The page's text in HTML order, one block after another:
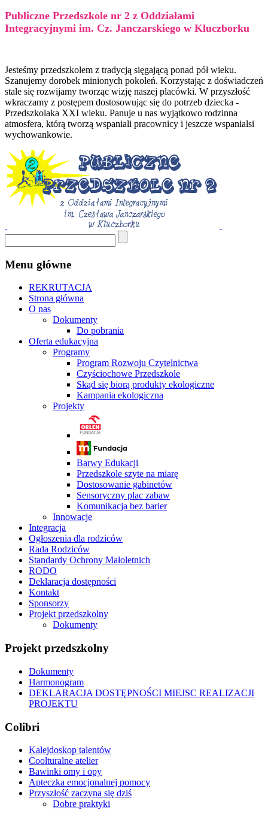
Publiczne Przedszkole nr 2 z Oddziałami
Integracyjnymi im. Cz. Janczarskiego w Kluczborku
Jesteśmy przedszkolem z tradycją sięgającą ponad pół wieku.
Szanujemy dorobek minionych pokoleń. Korzystając z doświadczeń
stale się rozwijamy tworząc wizję naszej placówki. W przyszłość
wkraczamy z postępem dostosowując się do potrzeb dziecka -
Przedszkolaka XXI wieku. Panuje u nas wyjątkowo rodzinna
atmosfera, którą tworzą wspaniali pracownicy i jeszcze wspanialsi
wychowankowie.
Menu główne
REKRUTACJA
Strona główna
O nas
Dokumenty
Do pobrania
Oferta edukacyjna
Programy
Program Rozwoju Czytelnictwa
Czyściochowe Przedszkole
Skąd się biorą produkty ekologiczne
Kampania ekologiczna
Projekty
Barwy Edukacji
Przedszkole szyte na miarę
Dostosowanie gabinetów
Sensoryczny plac zabaw
Komunikacja bez barier
Innowacje
Integracja
Ogłoszenia dla rodziców
Rada Rodziców
Standardy Ochrony Małoletnich
RODO
Deklaracja dostępności
Kontakt
Sponsorzy
Projekt przedszkolny
Dokumenty
Projekt przedszkolny
Dokumenty
Harmonogram
DEKLARACJA DOSTĘPNOŚCI MIEJSC REALIZACJI
PROJEKTU
Colibri
Kalejdoskop talentów
Coolturalne atelier
Bawinki omy i opy
Apteczka emocjonalnej pomocy
Przyszłość zaczyna się dziś
Dobre praktyki